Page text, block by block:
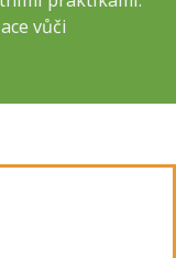
vůči